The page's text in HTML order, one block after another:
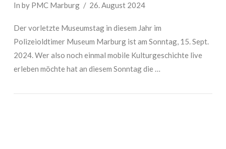
In by PMC Marburg 26. August 2024
Der vorletzte Museumstag in diesem Jahr im
Polizeioldtimer Museum Marburg ist am Sonntag, 15. Sept.
2024. Wer also noch einmal mobile Kulturgeschichte live
erleben möchte hat an diesem Sonntag die …